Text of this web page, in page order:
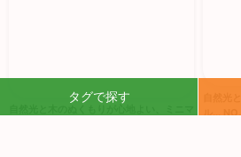
自然光と木のぬくもりが心地よい、ミニマ
タグで探す